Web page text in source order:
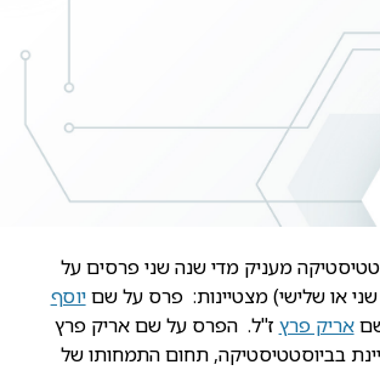
מעניק מדי שנה שני פרסים על
שני או שלישי) מצטיינות: פרס על שםיוסף
שםאריק פרץ ז"ל. הפרס על שם אריק פרץ
בביוסטטיסטיקה, תחום התמחותו של